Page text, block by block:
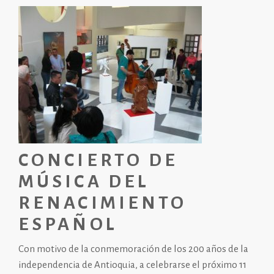
CONCIERTO DE
MÚSICA DEL
RENACIMIENTO
ESPAÑOL
Con motivo de la conmemoración de los 200 años de la
independencia de Antioquia, a celebrarse el próximo 11